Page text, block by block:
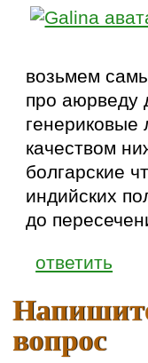
возьмем
про аюрведу
генериковые
качеством
болгарские
индийских
до
ответить
вопрос